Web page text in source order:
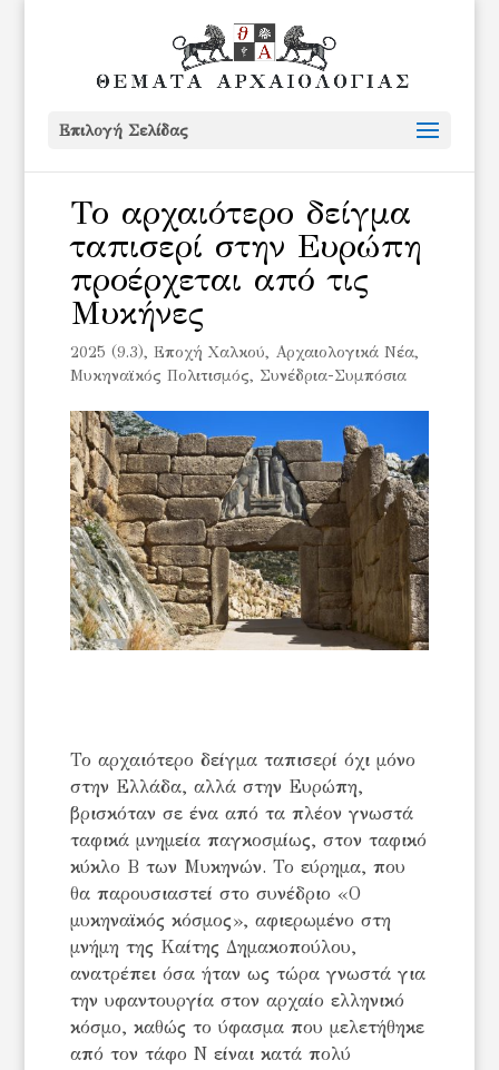
Επιλογή Σελίδας
Το αρχαιότερο δείγμα
ταπισερί στην Ευρώπη
προέρχεται από τις
Μυκήνες
2025 (9.3), Eποχή Χαλκού, Αρχαιολογικά Νέα,
Μυκηναϊκός Πολιτισμός, Συνέδρια-Συμπόσια
Το αρχαιότερο δείγμα ταπισερί όχι μόνο
στην Ελλάδα, αλλά στην Ευρώπη,
βρισκόταν σε ένα από τα πλέον γνωστά
ταφικά μνημεία παγκοσμίως, στον ταφικό
κύκλο Β των Μυκηνών. Το εύρημα, που
θα παρουσιαστεί στο συνέδριο «Ο
μυκηναϊκός κόσμος», αφιερωμένο στη
μνήμη της Καίτης Δημακοπούλου,
ανατρέπει όσα ήταν ως τώρα γνωστά για
την υφαντουργία στον αρχαίο ελληνικό
κόσμο, καθώς το ύφασμα που μελετήθηκε
από τον τάφο Ν είναι κατά πολύ